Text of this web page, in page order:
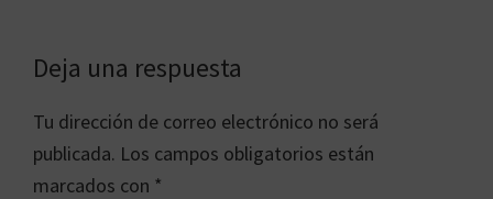
Interacciones
con
los
lectores
Deja una respuesta
Tu dirección de correo electrónico no será
publicada. Los campos obligatorios están
marcados con *